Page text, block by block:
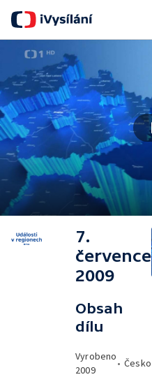
7.
července
2009
Obsah
dílu
Vyrobeno
2009
• Česko